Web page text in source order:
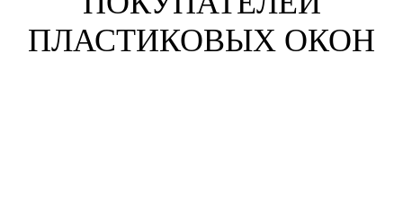
ПЛАСТИКОВЫХ ОКОН